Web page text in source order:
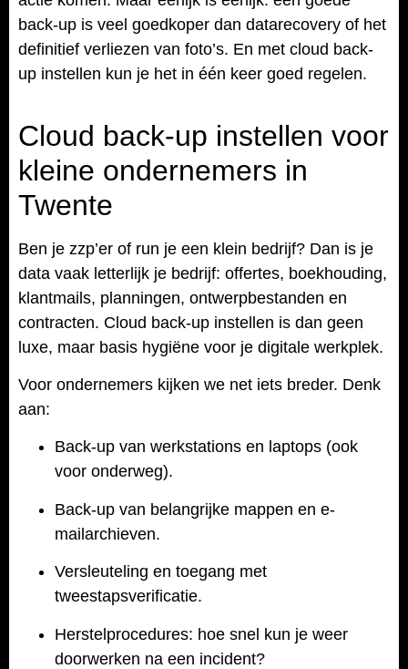
back-up is veel goedkoper dan datarecovery of het
definitief verliezen van foto’s. En met cloud back-
up instellen kun je het in één keer goed regelen.
Cloud back-up instellen voor
kleine ondernemers in
Twente
Ben je zzp’er of run je een klein bedrijf? Dan is je
data vaak letterlijk je bedrijf: offertes, boekhouding,
klantmails, planningen, ontwerpbestanden en
contracten. Cloud back-up instellen is dan geen
luxe, maar basis hygiëne voor je digitale werkplek.
Voor ondernemers kijken we net iets breder. Denk
aan:
Back-up van werkstations en laptops (ook
voor onderweg).
Back-up van belangrijke mappen en e-
mailarchieven.
Versleuteling en toegang met
tweestapsverificatie.
Herstelprocedures: hoe snel kun je weer
doorwerken na een incident?